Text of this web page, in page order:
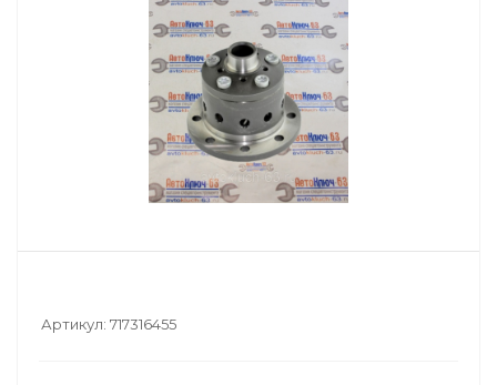
Артикул: 717316455